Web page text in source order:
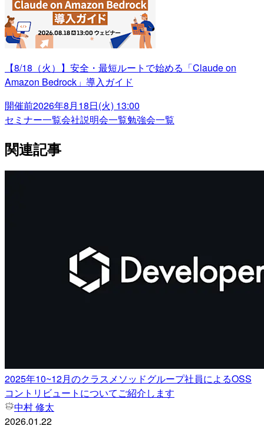
【8/18（火）】安全・最短ルートで始める「Claude on
Amazon Bedrock」導入ガイド
開催前2026年8月18日(火) 13:00
セミナー一覧会社説明会一覧勉強会一覧
関連記事
2025年10~12月のクラスメソッドグループ社員によるOSS
コントリビュートについてご紹介します
中村 修太
2026.01.22